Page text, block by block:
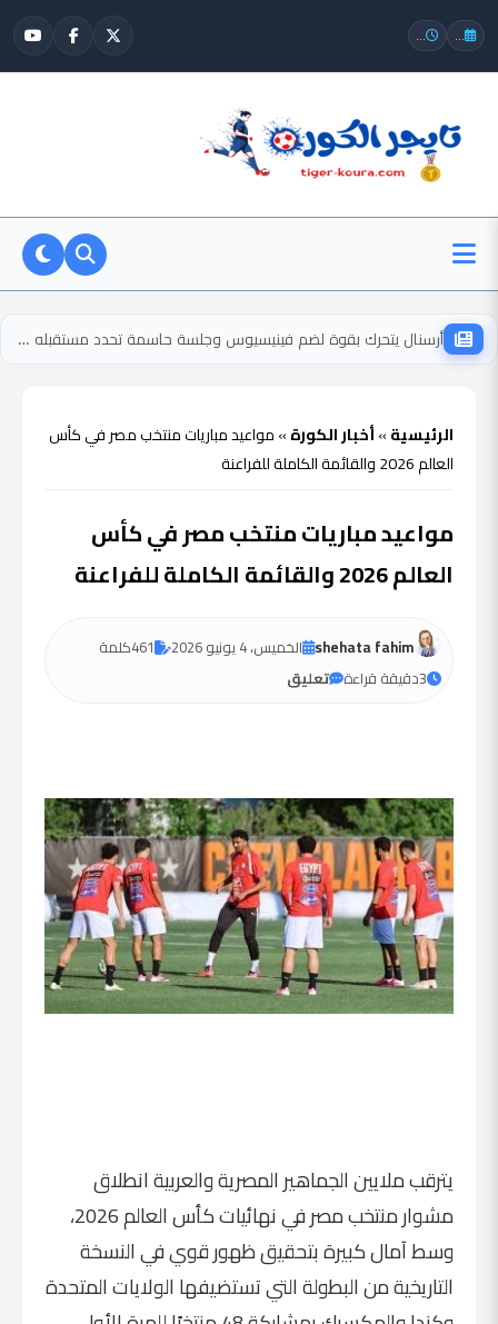
...
...
الرئيسية»أخبار الكورة»مواعيد مباريات منتخب مصر في كأس
العالم 2026 والقائمة الكاملة للفراعنة
مواعيد مباريات منتخب مصر في كأس
العالم 2026 والقائمة الكاملة للفراعنة
shehata fahim الخميس، 4 يونيو 2026 461كلمة
3دقيقة قراءة تعليق
يترقب ملايين الجماهير المصرية والعربية انطلاق
مشوار منتخب مصر في نهائيات كأس العالم 2026،
وسط آمال كبيرة بتحقيق ظهور قوي في النسخة
التاريخية من البطولة التي تستضيفها الولايات المتحدة